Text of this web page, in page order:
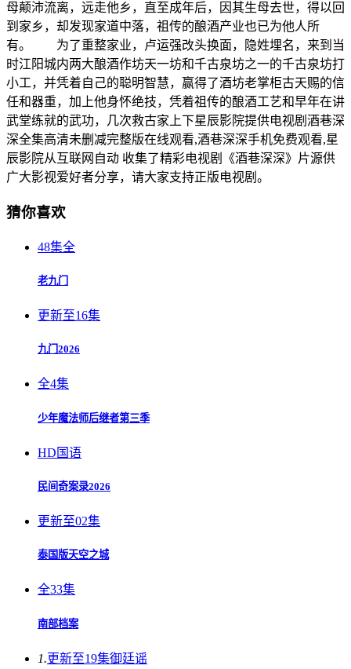
母颠沛流离，远走他乡，直至成年后，因其生母去世，得以回
到家乡，却发现家道中落，祖传的酿酒产业也已为他人所
有。 为了重整家业，卢运强改头换面，隐姓埋名，来到当
时江阳城内两大酿酒作坊天一坊和千古泉坊之一的千古泉坊打
小工，并凭着自己的聪明智慧，赢得了酒坊老掌柜古天赐的信
任和器重，加上他身怀绝技，凭着祖传的酿酒工艺和早年在讲
武堂练就的武功，几次救古家上下星辰影院提供电视剧酒巷深
深全集高清未删减完整版在线观看,酒巷深深手机免费观看,星
辰影院从互联网自动 收集了精彩电视剧《酒巷深深》片源供
广大影视爱好者分享，请大家支持正版电视剧。
猜你喜欢
48集全
老九门
更新至16集
九门2026
全4集
少年魔法师后继者第三季
HD国语
民间奇案录2026
更新至02集
泰国版天空之城
全33集
南部档案
1.更新至19集御廷谣